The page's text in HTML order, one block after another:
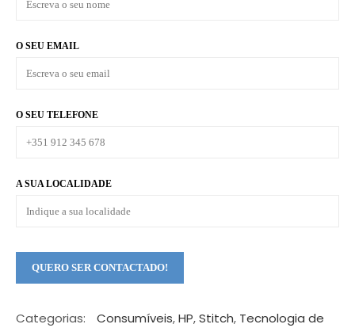
O SEU EMAIL
O SEU TELEFONE
A SUA LOCALIDADE
Categorias: Consumíveis,HP,Stitch, Tecnologia de